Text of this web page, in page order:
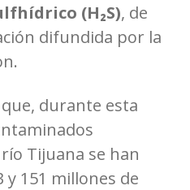
(H₂S), de
difundida por la
durante esta
Tijuana se han
151 millones de